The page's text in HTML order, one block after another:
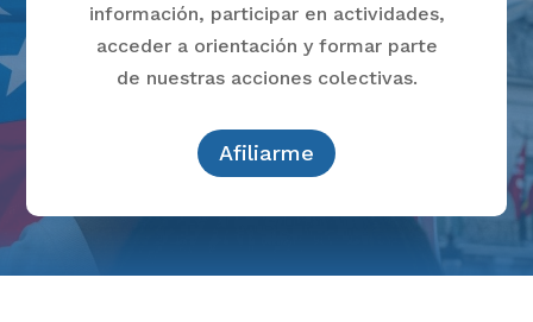
información, participar en actividades,
acceder a orientación y formar parte
de nuestras acciones colectivas.
Afiliarme